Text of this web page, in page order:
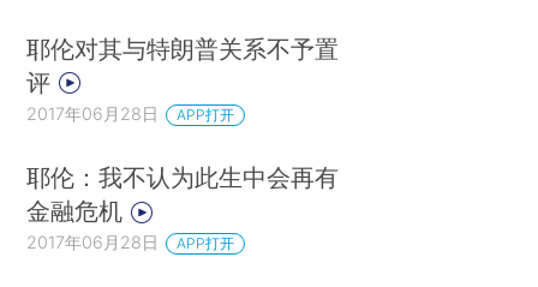
耶伦对其与特朗普关系不予置
评
2017年06月28日 APP打开
耶伦：我不认为此生中会再有
金融危机
2017年06月28日 APP打开